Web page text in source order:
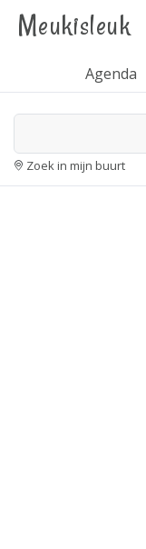
Meukisleuk
Agenda
Zoek in mijn buurt